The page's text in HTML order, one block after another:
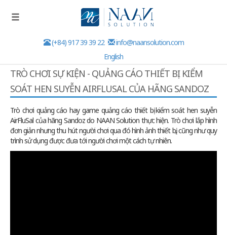
(+84) 917 39 39 22
info@naansolution.com
English
TRÒ CHƠI SỰ KIỆN - QUẢNG CÁO THIẾT BỊ KIỂM
SOÁT HEN SUYỄN AIRFLUSAL CỦA HÃNG SANDOZ
Trò chơi quảng cáo hay game quảng cáo thiết bị kiểm soát hen suyễn
AirFluSal của hãng Sandoz do NAAN Solution thực hiện. Trò chơi lắp hình
đơn giản nhưng thu hút người chơi qua đó hình ảnh thiết bị, cũng như quy
trình sử dụng được đưa tới người chơi một cách tự nhiên.